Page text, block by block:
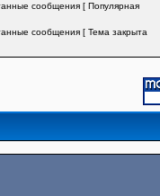
сообщения [ Популярная
сообщения [ Тема закрыта